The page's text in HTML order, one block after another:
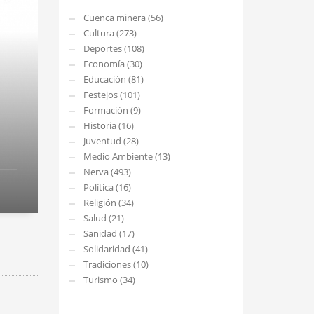
Cuenca minera (56)
Cultura (273)
Deportes (108)
Economía (30)
Educación (81)
Festejos (101)
Formación (9)
Historia (16)
Juventud (28)
Medio Ambiente (13)
Nerva (493)
Política (16)
Religión (34)
Salud (21)
Sanidad (17)
Solidaridad (41)
Tradiciones (10)
Turismo (34)